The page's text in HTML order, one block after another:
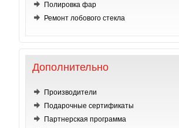
Полировка фар
Ремонт лобового стекла
Дополнительно
Производители
Подарочные сертификаты
Партнерская программа